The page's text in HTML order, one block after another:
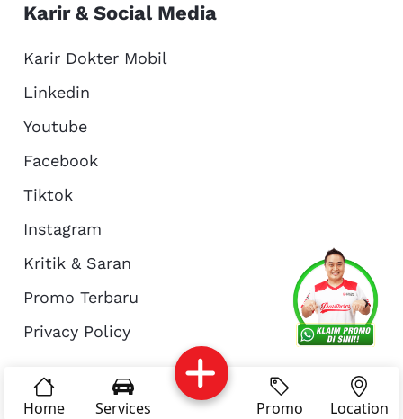
About Us
Reservasi Article
Home Services Promo Location
Karir & Social Media
Karir Dokter Mobil
Linkedin
Youtube
Facebook
Tiktok
Instagram
Kritik & Saran
Promo Terbaru
Privacy Policy
© Copyright 2026 - Dokter Mobil Indonesia